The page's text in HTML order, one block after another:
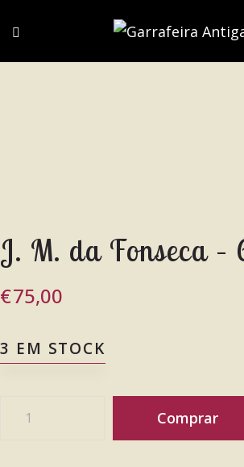
J. M. da Fonseca
€75,00
3 EM STOCK
Comprar